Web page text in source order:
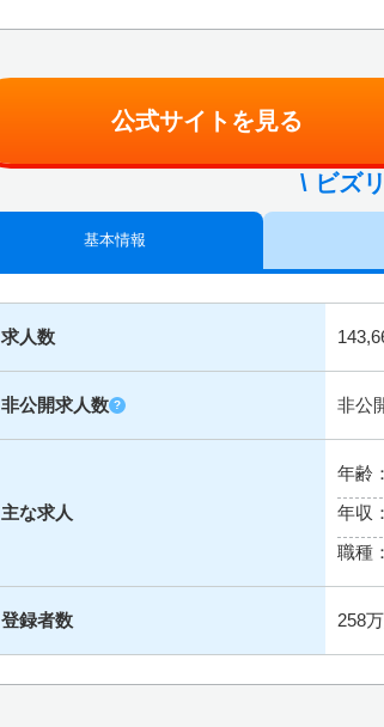
公式サイトを見る
\ ビズ
基本情報
求人数
非公開求人数 ? 非公
主な求人
年齢
年収
職種
登録者数 258